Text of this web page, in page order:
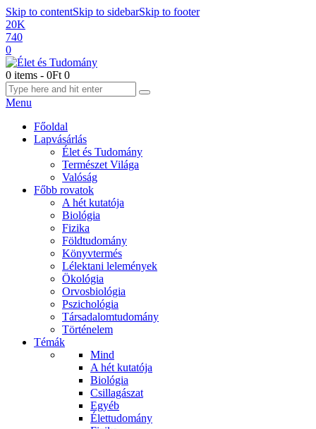
Skip to contentSkip to sidebarSkip to footer
20K
740
0
0 items - 0Ft 0
Menu
Főoldal
Lapvásárlás
Élet és Tudomány
Természet Világa
Valóság
Főbb rovatok
A hét kutatója
Biológia
Fizika
Földtudomány
Könyvtermés
Lélektani lelemények
Ökológia
Orvosbiológia
Pszichológia
Társadalomtudomány
Történelem
Témák
Mind
A hét kutatója
Biológia
Csillagászat
Egyéb
Élettudomány